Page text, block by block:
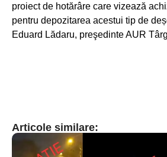
proiect de hotărâre care vizează
pentru depozitarea acestui tip de
Eduard Lădaru, preşedinte AUR
Articole similare: